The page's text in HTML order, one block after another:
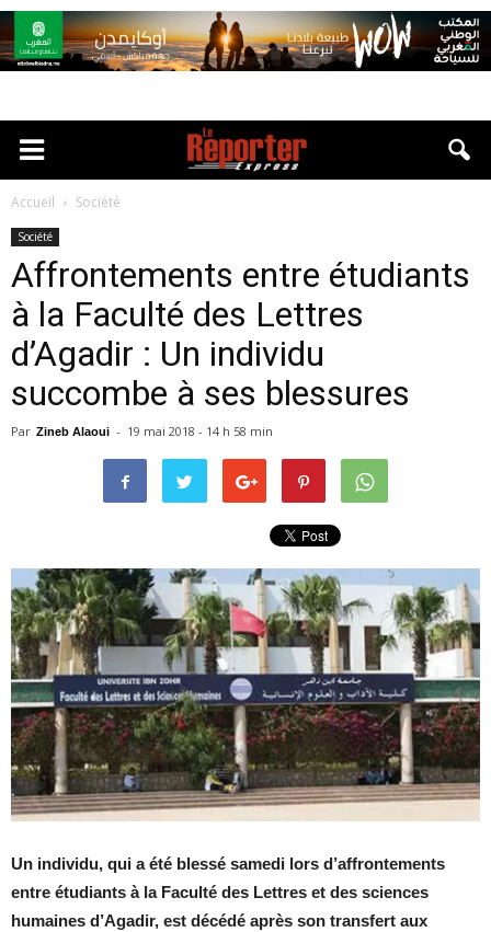
Accueil Société
Société
Affrontements entre étudiants
à la Faculté des Lettres
d’Agadir : Un individu
succombe à ses blessures
Par Zineb Alaoui - 19 mai 2018 - 14 h 58 min
Un individu, qui a été blessé samedi lors d’affrontements
entre étudiants à la Faculté des Lettres et des sciences
humaines d’Agadir, est décédé après son transfert aux